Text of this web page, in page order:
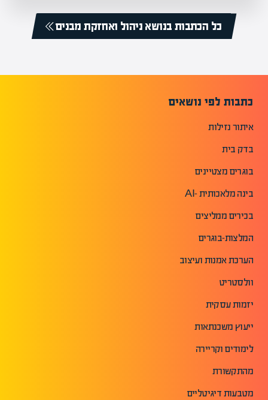
כל הכתבות בנושא ניהול ואחזקת מבנים
כתבות לפי נושאים
איתור נזילות
בדק בית
בוגרים מצטיינים
בינה מלאכותית -AI
בכירים ממליצים
המלצות-בוגרים
הערכת אמנות ועיצוב
וולסטריט
יזמות עסקית
ייעוץ משכנתאות
לימודים וקריירה
מהתקשורת
מטבעות דיגיטליים